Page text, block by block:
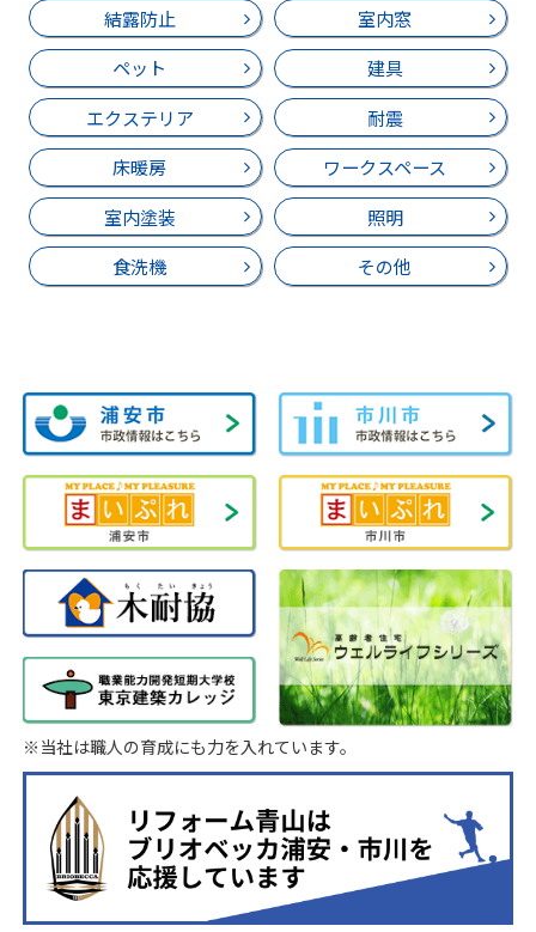
結露防止
室内窓
ペット
建具
エクステリア
耐震
床暖房
ワークスペース
室内塗装
照明
食洗機
その他
※当社は職人の育成にも力を入れています。